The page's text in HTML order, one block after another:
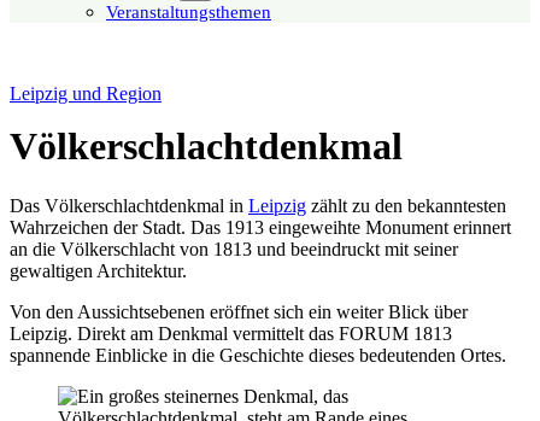
Veranstaltungsthemen
Leipzig und Region
Völkerschlachtdenkmal
Das Völkerschlachtdenkmal in Leipzig zählt zu den bekanntesten
Wahrzeichen der Stadt. Das 1913 eingeweihte Monument erinnert
an die Völkerschlacht von 1813 und beeindruckt mit seiner
gewaltigen Architektur.
Von den Aussichtsebenen eröffnet sich ein weiter Blick über
Leipzig. Direkt am Denkmal vermittelt das FORUM 1813
spannende Einblicke in die Geschichte dieses bedeutenden Ortes.